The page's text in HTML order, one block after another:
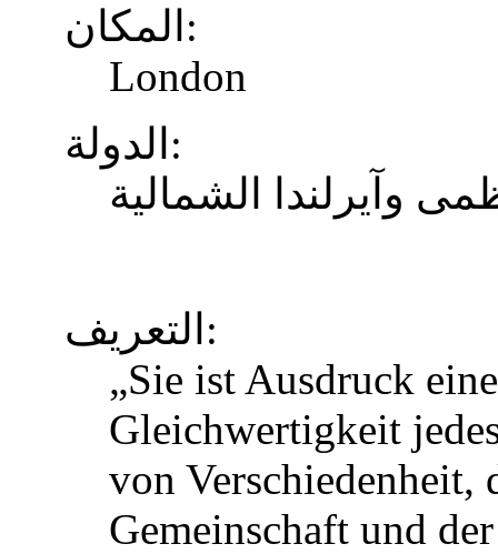
المكان:
London
الدولة:
وآيرلندا الشمالية
التعريف:
„Sie ist Ausdruck
Gleichwertigkeit
von Verschiedenheit,
Gemeinschaft und